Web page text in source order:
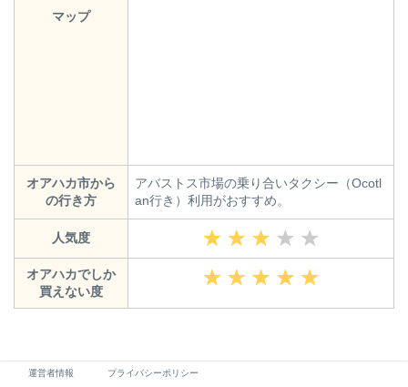
マップ
オアハカ市から
の行き方
アバストス市場の乗り合いタクシー（Ocotl
an行き）利用がおすすめ。
人気度
オアハカでしか
買えない度
運営者情報 プライバシーポリシー